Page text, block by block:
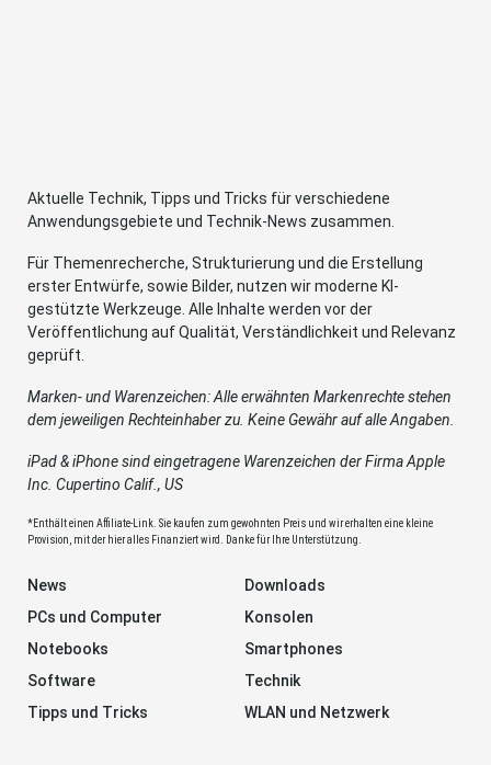
Aktuelle Technik, Tipps und Tricks für verschiedene
Anwendungsgebiete und Technik-News zusammen.
Für Themenrecherche, Strukturierung und die Erstellung
erster Entwürfe, sowie Bilder, nutzen wir moderne KI-
gestützte Werkzeuge. Alle Inhalte werden vor der
Veröffentlichung auf Qualität, Verständlichkeit und Relevanz
geprüft.
Marken- und Warenzeichen: Alle erwähnten Markenrechte stehen
dem jeweiligen Rechteinhaber zu. Keine Gewähr auf alle Angaben.
iPad & iPhone sind eingetragene Warenzeichen der Firma Apple
Inc. Cupertino Calif., US
*Enthält einen Affiliate-Link. Sie kaufen zum gewohnten Preis und wir erhalten eine kleine
Provision, mit der hier alles Finanziert wird. Danke für Ihre Unterstützung.
News
Downloads
PCs und Computer
Konsolen
Notebooks
Smartphones
Software
Technik
Tipps und Tricks
WLAN und Netzwerk